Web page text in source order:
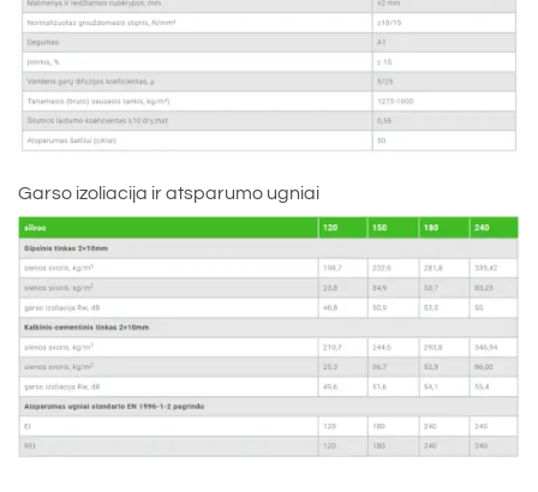
Garso izoliacija ir atsparumo ugniai